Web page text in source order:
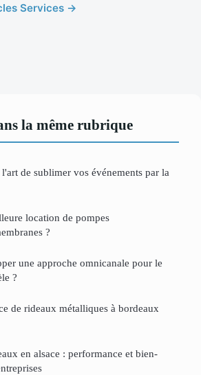
Services →
la même rubrique
de sublimer vos événements par la
location de pompes
?
une approche omnicanale pour le
?
de rideaux métalliques à bordeaux
en alsace : performance et bien-